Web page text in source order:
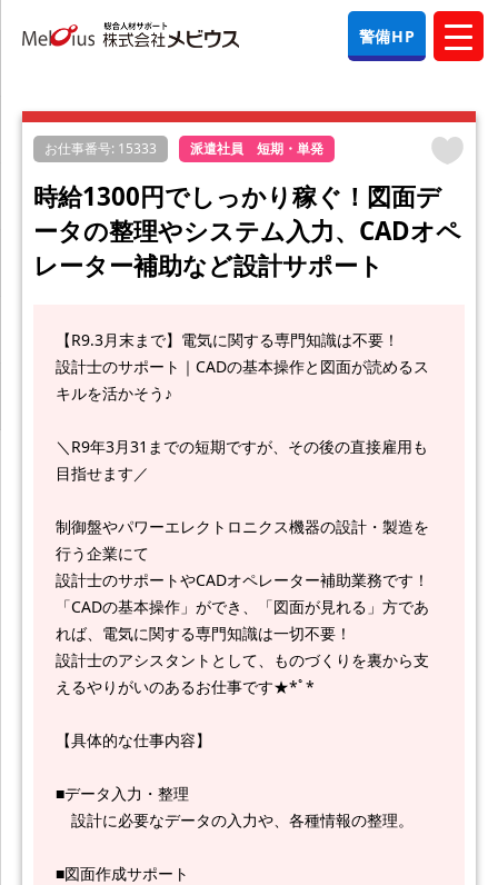
警備HP
お仕事番号: 15333 派遣社員 短期・単発
時給1300円でしっかり稼ぐ！図面デ
ータの整理やシステム入力、CADオペ
レーター補助など設計サポート
【R9.3月末まで】電気に関する専門知識は不要！
設計士のサポート｜CADの基本操作と図面が読めるス
キルを活かそう♪
＼R9年3月31までの短期ですが、その後の直接雇用も
目指せます／
制御盤やパワーエレクトロニクス機器の設計・製造を
行う企業にて
設計士のサポートやCADオペレーター補助業務です！
「CADの基本操作」ができ、「図面が見れる」方であ
れば、電気に関する専門知識は一切不要！
設計士のアシスタントとして、ものづくりを裏から支
えるやりがいのあるお仕事です★*ﾟ*
【具体的な仕事内容】
■データ入力・整理
設計に必要なデータの入力や、各種情報の整理。
■図面作成サポート